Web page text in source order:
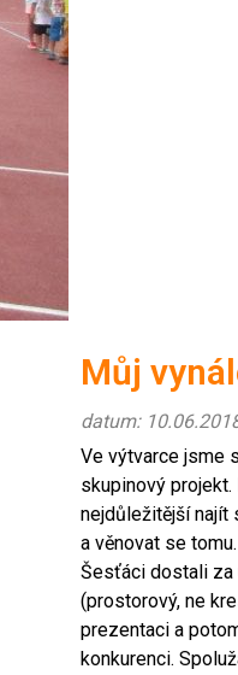
Můj
datum:
Ve výtvarce jsme
skupinový projekt.
nejdůležitější najít
a věnovat se
Šesťáci dostali za
(prostorový, ne
prezentaci a
konkurenci.